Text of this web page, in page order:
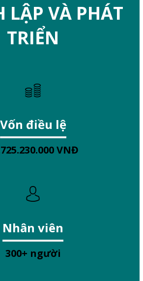
LẬP VÀ PHÁT
TRIỂN
Vốn điều lệ
VNĐ
Nhân viên
300+ người